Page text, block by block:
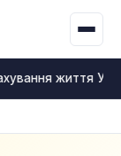
життя